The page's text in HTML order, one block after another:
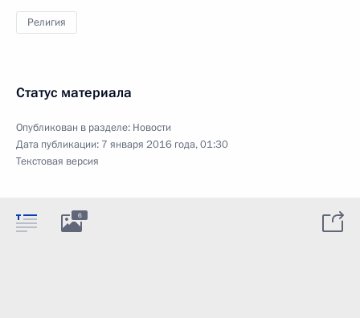
Религия
Статус материала
Опубликован в разделе: Новости
Дата публикации: 7 января 2016 года, 01:30
Текстовая версия
6